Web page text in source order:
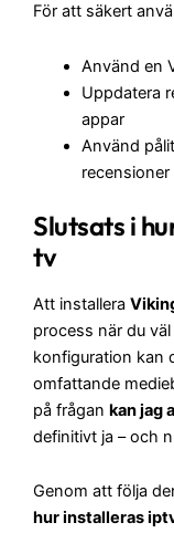
För att säkert
Använd en
Uppdatera
appar
Använd
recensioner
Slutsats i
tv
Att installera
process när du
konfiguration kan
omfattande
på frågan kan jag
definitivt ja – och
Genom att följa
hur installeras